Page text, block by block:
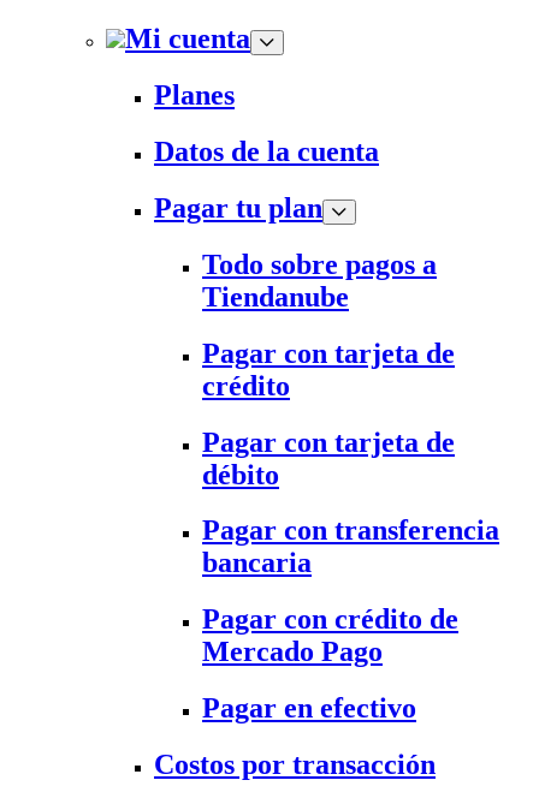
Mi cuenta
Planes
Datos de la cuenta
Pagar tu plan
Todo sobre pagos a
Tiendanube
Pagar con tarjeta de
crédito
Pagar con tarjeta de
débito
Pagar con transferencia
bancaria
Pagar con crédito de
Mercado Pago
Pagar en efectivo
Costos por transacción